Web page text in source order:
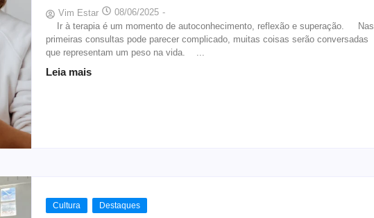
Vim Estar 08/06/2025 -
Ir à terapia é um momento de autoconhecimento, reflexão e superação. Nas
primeiras consultas pode parecer complicado, muitas coisas serão conversadas
que representam um peso na vida. ...
Leia mais
Cultura Destaques